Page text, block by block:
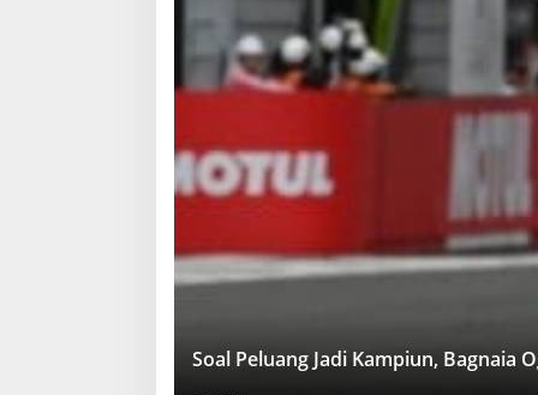
Soal Peluang Jadi Kampiun, Bagnaia